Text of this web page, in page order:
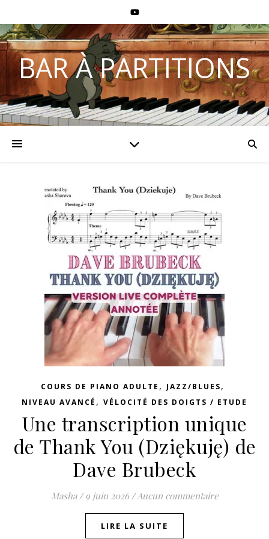
BAR À PARTITIONS
COURS DE PIANO ADULTE , JAZZ/BLUES,
NIVEAU AVANCÉ , VÉLOCITÉ DES DOIGTS / ETUDE
Une transcription unique
de Thank You (Dziękuję) de
Dave Brubeck
Masha / 9 juin 2026 /Aucun commentaire
LIRE LA SUITE